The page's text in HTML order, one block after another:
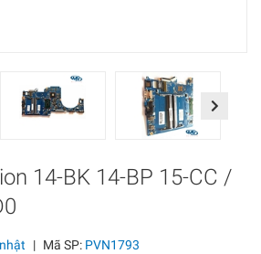
Next
14-BK 14-BP 15-CC /
| Mã SP: PVN1793